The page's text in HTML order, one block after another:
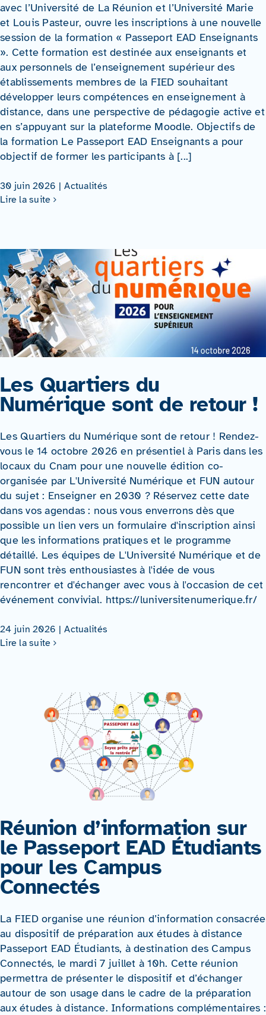
avec l’Université de La Réunion et l’Université Marie
et Louis Pasteur, ouvre les inscriptions à une nouvelle
session de la formation « Passeport EAD Enseignants
». Cette formation est destinée aux enseignants et
aux personnels de l’enseignement supérieur des
établissements membres de la FIED souhaitant
développer leurs compétences en enseignement à
distance, dans une perspective de pédagogie active et
en s’appuyant sur la plateforme Moodle. Objectifs de
la formation Le Passeport EAD Enseignants a pour
objectif de former les participants à [...]
30 juin 2026 | Actualités
Lire la suite
Les Quartiers du
Numérique sont de retour !
Les Quartiers du Numérique sont de retour ! Rendez-
vous le 14 octobre 2026 en présentiel à Paris dans les
locaux du Cnam pour une nouvelle édition co-
organisée par L'Université Numérique et FUN autour
du sujet : Enseigner en 2030 ? Réservez cette date
dans vos agendas : nous vous enverrons dès que
possible un lien vers un formulaire d'inscription ainsi
que les informations pratiques et le programme
détaillé. Les équipes de L'Université Numérique et de
FUN sont très enthousiastes à l'idée de vous
rencontrer et d'échanger avec vous à l'occasion de cet
événement convivial. https://luniversitenumerique.fr/
24 juin 2026 | Actualités
Lire la suite
Réunion d’information sur
le Passeport EAD Étudiants
pour les Campus
Connectés
La FIED organise une réunion d’information consacrée
au dispositif de préparation aux études à distance
Passeport EAD Étudiants, à destination des Campus
Connectés, le mardi 7 juillet à 10h. Cette réunion
permettra de présenter le dispositif et d’échanger
autour de son usage dans le cadre de la préparation
aux études à distance. Informations complémentaires :